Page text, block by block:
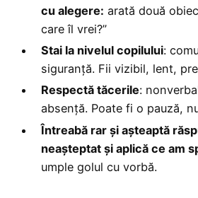
cu alegere: arată două
care îl vrei?”
Stai la nivelul copilului:
siguranță. Fii vizibil, lent,
Respectă tăcerile:
absență. Poate fi o pauză,
Întreabă rar și așteaptă
neașteptat și aplică ce am
umple golul cu vorbă.